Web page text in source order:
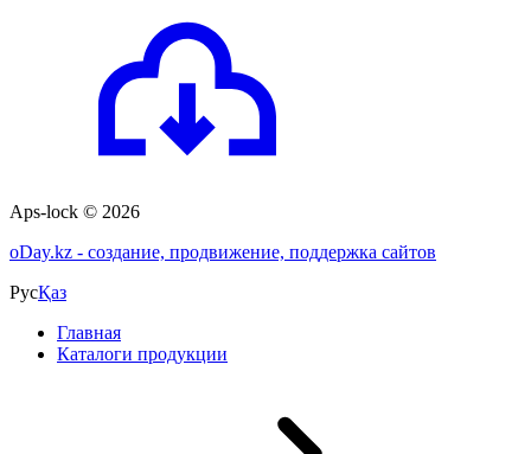
Aps-lock © 2026
oDay.kz - создание, продвижение, поддержка сайтов
РусҚаз
Главная
Каталоги продукции